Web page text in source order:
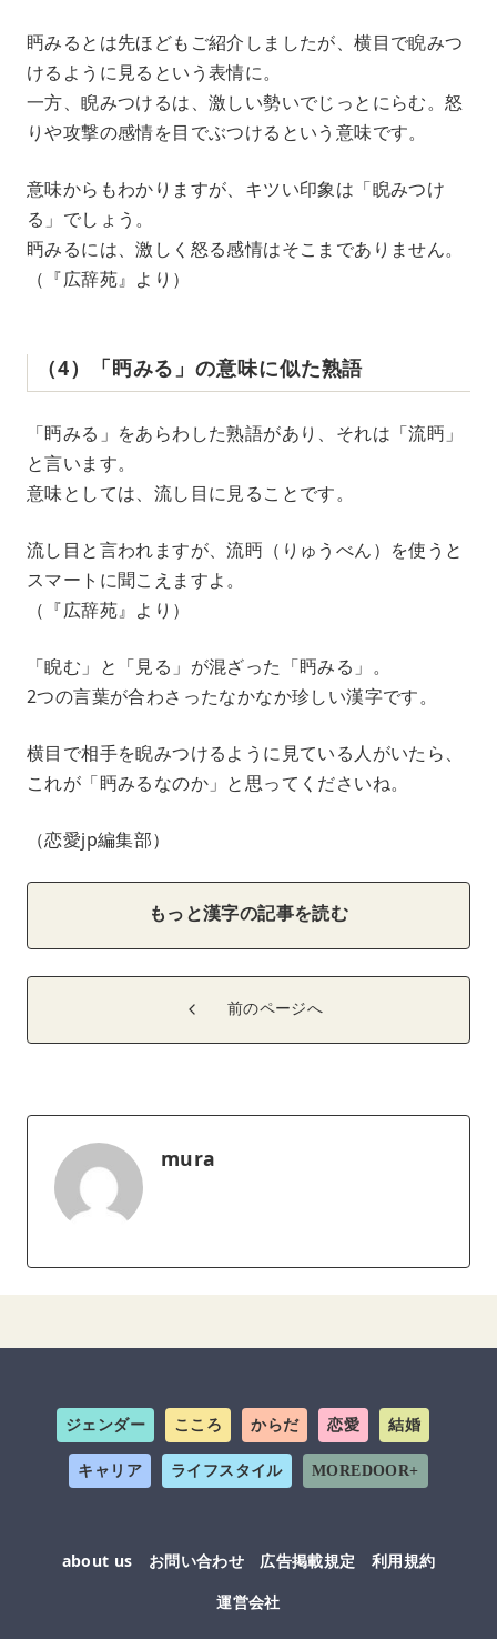
眄みるとは先ほどもご紹介しましたが、横目で睨みつ
けるように見るという表情に。
一方、睨みつけるは、激しい勢いでじっとにらむ。怒
りや攻撃の感情を目でぶつけるという意味です。
意味からもわかりますが、キツい印象は「睨みつけ
る」でしょう。
眄みるには、激しく怒る感情はそこまでありません。
（『広辞苑』より）
（4）「眄みる」の意味に似た熟語
「眄みる」をあらわした熟語があり、それは「流眄」
と言います。
意味としては、流し目に見ることです。
流し目と言われますが、流眄（りゅうべん）を使うと
スマートに聞こえますよ。
（『広辞苑』より）
「睨む」と「見る」が混ざった「眄みる」。
2つの言葉が合わさったなかなか珍しい漢字です。
横目で相手を睨みつけるように見ている人がいたら、
これが「眄みるなのか」と思ってくださいね。
（恋愛jp編集部）
もっと漢字の記事を読む
前のページへ
mura
ジェンダー こころ からだ 恋愛 結婚
キャリア ライフスタイル MOREDOOR+
about us お問い合わせ 広告掲載規定
利用規約
運営会社